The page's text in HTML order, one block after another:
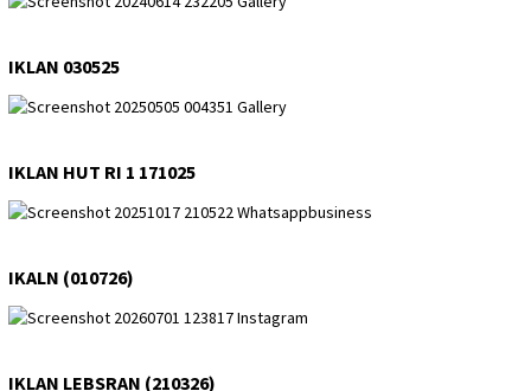
IKLAN 030525
IKLAN HUT RI 1 171025
IKALN (010726)
IKLAN LEBSRAN (210326)